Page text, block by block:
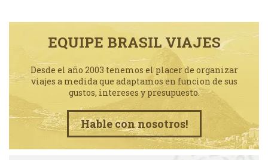
EQUIPE BRASIL VIAJES
Desde el año 2003 tenemos el placer de organizar
viajes a medida que adaptamos en funcion de sus
gustos, intereses y presupuesto.
Hable con nosotros!